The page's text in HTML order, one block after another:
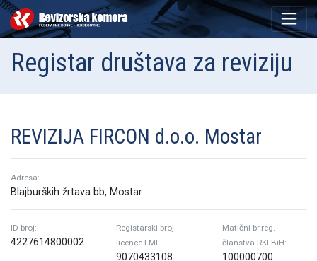
Registar društava za reviziju
REVIZIJA FIRCON d.o.o. Mostar
Adresa:
Blajburških žrtava bb, Mostar
ID broj:
4227614800002
Registarski broj
licence FMF:
9070433108
Matični br.reg.
članstva RKFBiH:
100000700